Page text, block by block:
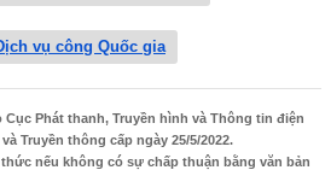
vụ công Quốc gia
Cục Phát thanh, Truyền hình và Thông tin điện
Truyền thông cấp ngày 25/5/2022.
nếu không có sự chấp thuận bằng văn bản